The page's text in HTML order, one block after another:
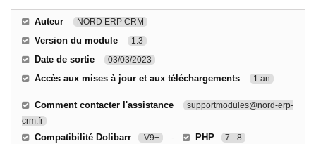
Auteur NORD ERP CRM
Version du module 1.3
Date de sortie 03/03/2023
Accès aux mises à jour et aux téléchargements 1 an
Comment contacter l'assistance
supportmodules@nord-erp-
crm.fr
Compatibilité Dolibarr V9+ - PHP 7 - 8